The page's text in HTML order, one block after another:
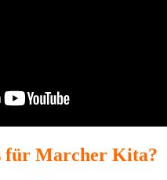
für Marcher Kita?